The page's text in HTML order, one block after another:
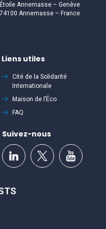
Étoile Annemasse – Genève
74100 Annemasse – France
Liens utiles
Cité de la Solidarité
Internationale
Maison de l’Éco
FAQ
Suivez-nous